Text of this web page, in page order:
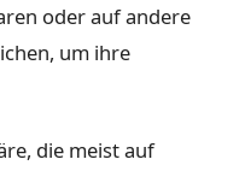
oder auf andere
um ihre
die meist auf